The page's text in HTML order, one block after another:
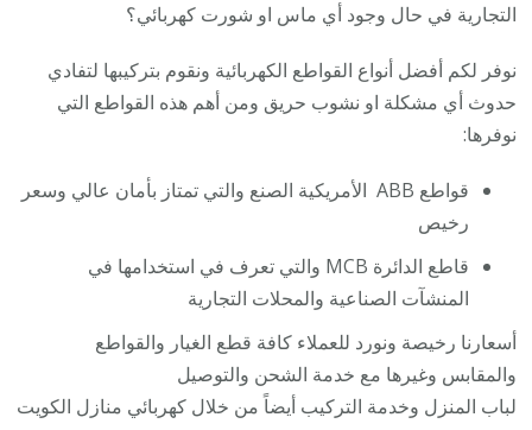
التجارية في حال وجود أي ماس او شورت كهربائي؟
نوفر لكم أفضل أنواع القواطع الكهربائية ونقوم بتركيبها لتفادي
حدوث أي مشكلة او نشوب حريق ومن أهم هذه القواطع التي
نوفرها:
قواطع ABB الأمريكية الصنع والتي تمتاز بأمان عالي وسعر
رخيص
قاطع الدائرة MCB والتي تعرف في استخدامها في
المنشآت الصناعية والمحلات التجارية
أسعارنا رخيصة ونورد للعملاء كافة قطع الغيار والقواطع
والمقابس وغيرها مع خدمة الشحن والتوصيل
لباب المنزل وخدمة التركيب أيضاً من خلال كهربائي منازل الكويت